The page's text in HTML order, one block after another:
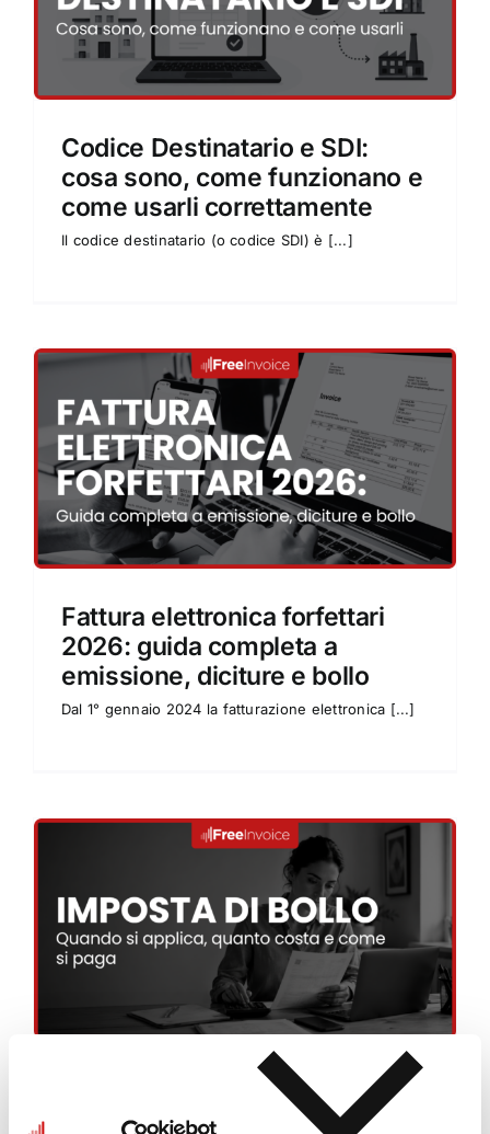
Codice Destinatario e SDI:
cosa sono, come funzionano e
come usarli correttamente
Il codice destinatario (o codice SDI) è [...]
Fattura elettronica forfettari
2026: guida completa a
emissione, diciture e bollo
Dal 1° gennaio 2024 la fatturazione elettronica [...]
Imposta di bollo sulle fatture
2026: quando si applica,